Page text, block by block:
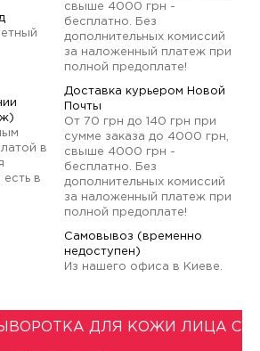
в
в
свыше 4000 грн -
бесплатно. Без
дополнительных комиссий
за наложенный платеж при
полной предоплате!
Доставка курьером Новой
Почты
От 70 грн до 140 грн при
сумме заказа до 4000 грн,
свыше 4000 грн -
бесплатно. Без
дополнительных комиссий
за наложенный платеж при
полной предоплате!
Самовывоз (временно
недоступен)
Из нашего офиса в Киеве.
ДЛЯ КОЖИ ЛИЦА С